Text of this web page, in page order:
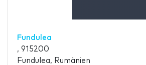
Fundulea
, 915200
Fundulea, Rumänien